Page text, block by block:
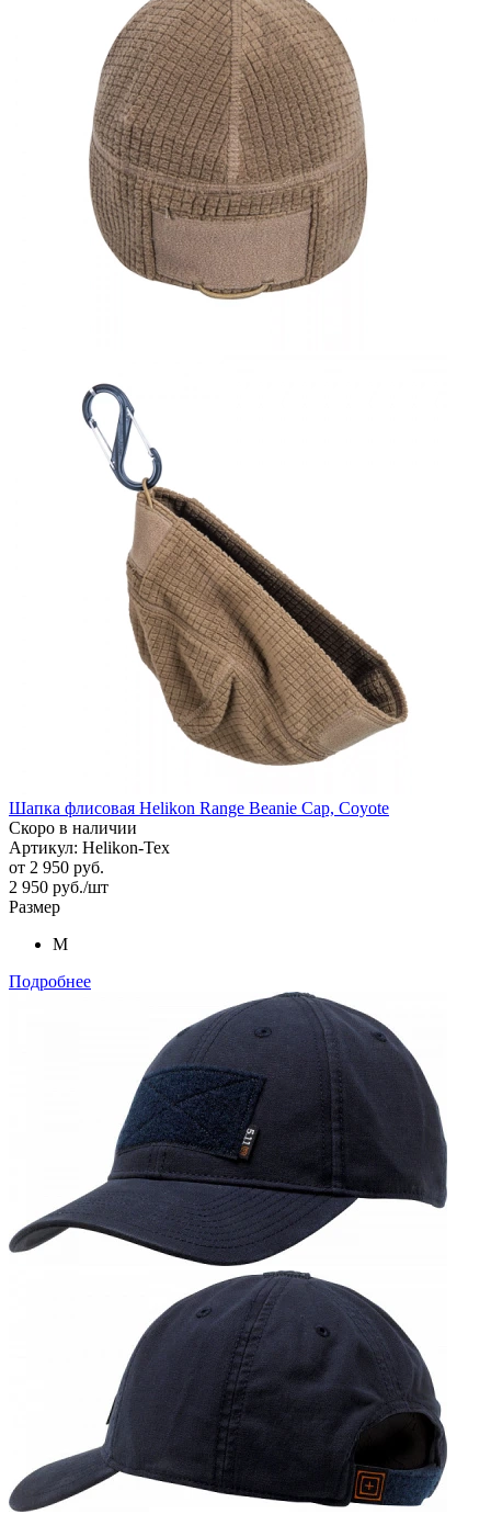
Шапка флисовая Helikon Range Beanie Cap, Coyote
Скоро в наличии
Артикул: Helikon-Tex
от 2 950 руб.
2 950 руб./шт
Размер
M
Подробнее